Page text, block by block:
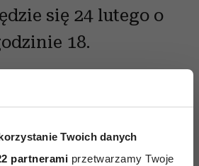
Twoich danych
partnerami przetwarzamy Twoje
się 24 lutego o
18.
lutego 2019, Mysia 3, III
w ramach finisażu odbędzie